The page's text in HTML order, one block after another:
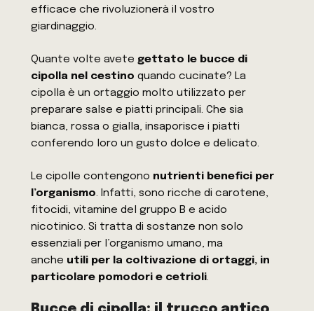
efficace che rivoluzionerà il vostro
giardinaggio.
Quante volte avete gettato le bucce di
cipolla nel cestino quando cucinate? La
cipolla è un ortaggio molto utilizzato per
preparare salse e piatti principali. Che sia
bianca, rossa o gialla, insaporisce i piatti
conferendo loro un gusto dolce e delicato.
Le cipolle contengono nutrienti benefici per
l’organismo. Infatti, sono ricche di carotene,
fitocidi, vitamine del gruppo B e acido
nicotinico. Si tratta di sostanze non solo
essenziali per l’organismo umano, ma
anche utili per la coltivazione di ortaggi, in
particolare pomodori e cetrioli.